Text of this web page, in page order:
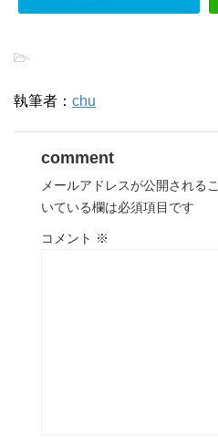
-
執筆者： chu
comment
メールアドレスが公開される
いている欄は必須項目です
コメント ※